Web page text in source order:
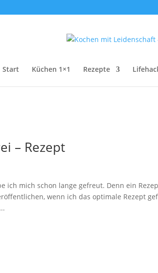
Start Küchen 1×1 Rezepte
– Rezept
ich mich schon lange gefreut. Denn ein
wenn ich das optimale Rezept